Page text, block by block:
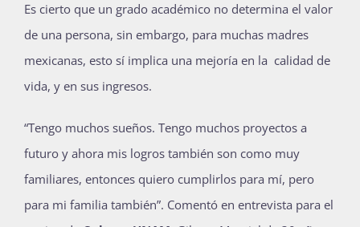
Es cierto que un grado académico no determina el valor
de una persona, sin embargo, para muchas madres
mexicanas, esto sí implica una mejoría en la calidad de
vida, y en sus ingresos.
“Tengo muchos sueños. Tengo muchos proyectos a
futuro y ahora mis logros también son como muy
familiares, entonces quiero cumplirlos para mí, pero
para mi familia también”. Comentó en entrevista para el